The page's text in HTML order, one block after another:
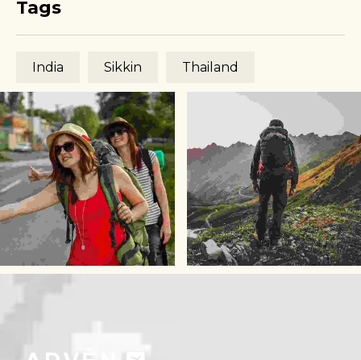
Tags
India Sikkin Thailand